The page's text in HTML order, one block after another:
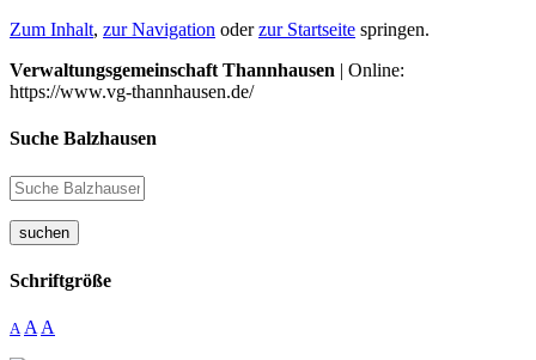
Zum Inhalt, zur Navigation oderzur Startseite springen.
Verwaltungsgemeinschaft Thannhausen | Online:
https://www.vg-thannhausen.de/
Suche Balzhausen
suchen
Schriftgröße
A A A